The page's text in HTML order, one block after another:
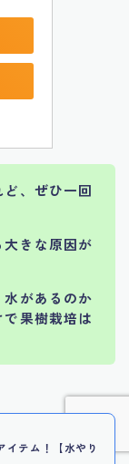
、ぜひ一回
きな原因が
があるのか
果樹栽培は
テム！【水やり